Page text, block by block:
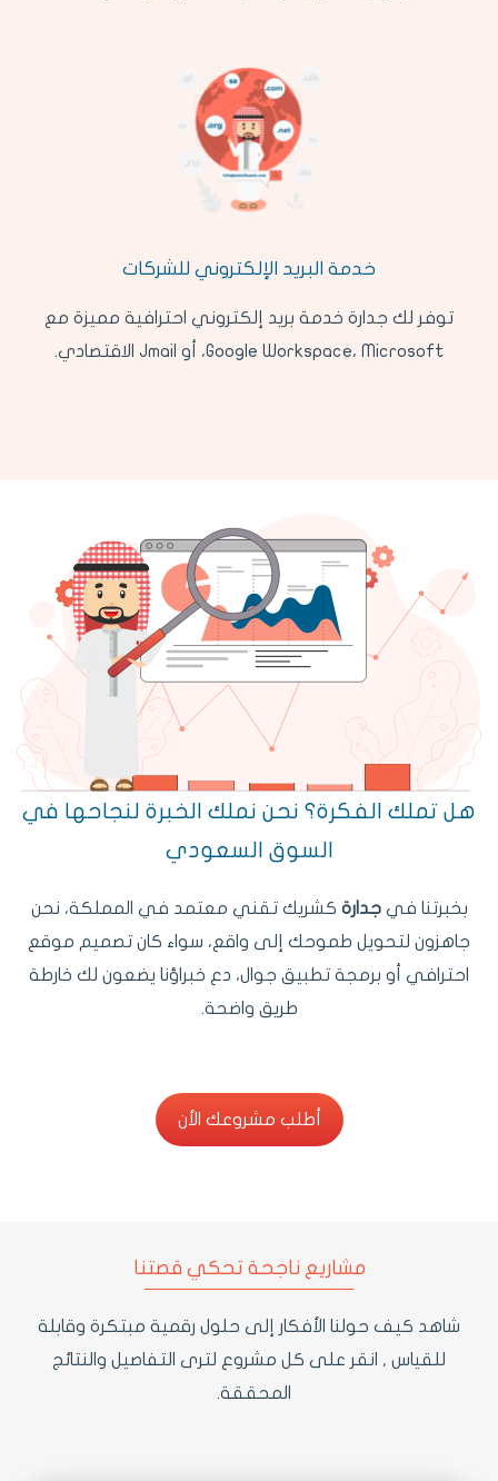
خدمة البريد الإلكتروني للشركات
توفر لك جدارة خدمة بريد إلكتروني احترافية مميزة مع
Google Workspace، Microsoft، أو Jmail الاقتصادي.
هل تملك الفكرة؟ نحن نملك الخبرة لنجاحها في
السوق السعودي
بخبرتنا فيجدارة كشريك تقني معتمد في المملكة، نحن
جاهزون لتحويل طموحك إلى واقع، سواء كان تصميم موقع
احترافي أو برمجة تطبيق جوال، دع خبراؤنا يضعون لك خارطة
طريق واضحة.
أطلب مشروعك الأن
أطلب مشروعك الأن
مشاريع ناجحة تحكي قصتنا
شاهد كيف حولنا الأفكار إلى حلول رقمية مبتكرة وقابلة
للقياس , انقر على كل مشروع لترى التفاصيل والنتائج
المحققة.